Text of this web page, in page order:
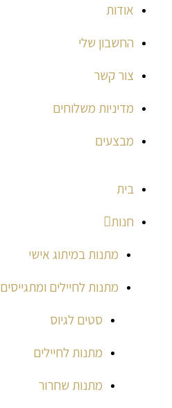
אודות
החשבון שלי
צור קשר
מדיניות משלוחים
מבצעים
בית
חנות
מתנות במיתוג אישי
מתנות לחיילים ומתגייסים
סטים לגיוס
מתנות לחיילים
מתנות שחרור